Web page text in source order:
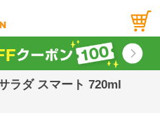
ラダ スマート 720ml